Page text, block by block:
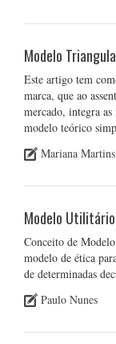
Modelo
Este artigo tem
marca, que ao
mercado, integra
modelo teórico
Mariana Martins
Modelo
Conceito de
modelo de ética
de determinadas
Paulo Nunes